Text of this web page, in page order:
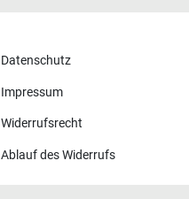
Datenschutz
Impressum
Widerrufsrecht
Ablauf des Widerrufs